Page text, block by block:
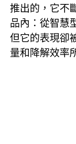
推出的，它不
品內：從智慧
但它的表現卻
量和降解效率